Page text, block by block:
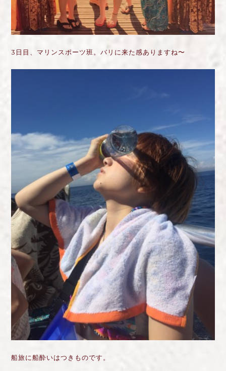
3日目、マリンスポーツ班。バリに来た感ありますね〜
船旅に船酔いはつきものです。